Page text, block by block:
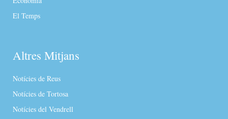
El Temps
Altres Mitjans
Notícies de Reus
Notícies de Tortosa
Notícies del Vendrell